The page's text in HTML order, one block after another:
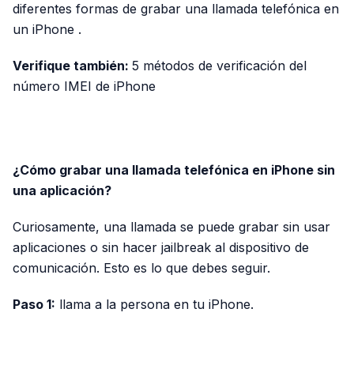
diferentes formas de grabar una llamada telefónica en
un iPhone .
Verifique también: 5 métodos de verificación del
número IMEI de iPhone
¿Cómo grabar una llamada telefónica en iPhone sin
una aplicación?
Curiosamente, una llamada se puede grabar sin usar
aplicaciones o sin hacer jailbreak al dispositivo de
comunicación. Esto es lo que debes seguir.
Paso 1: llama a la persona en tu iPhone.